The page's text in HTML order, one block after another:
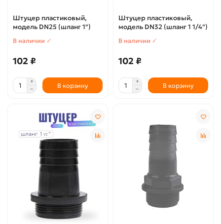
Штуцер пластиковый,
модель DN25 (шланг 1")
В наличии ✓
102 ₽
В корзину
Штуцер пластиковый,
модель DN32 (шланг 1 1/4")
В наличии ✓
102 ₽
В корзину